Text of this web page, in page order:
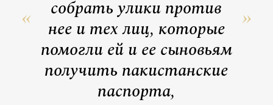
собрать улики против
нее и тех лиц, которые
помогли ей и ее сыновьям
получить пакистанские
паспорта,